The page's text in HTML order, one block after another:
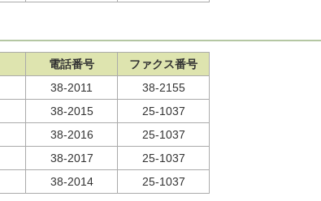
電話番号
ファクス番号
38-2011
38-2155
38-2015
25-1037
38-2016
25-1037
38-2017
25-1037
38-2014 25-1037